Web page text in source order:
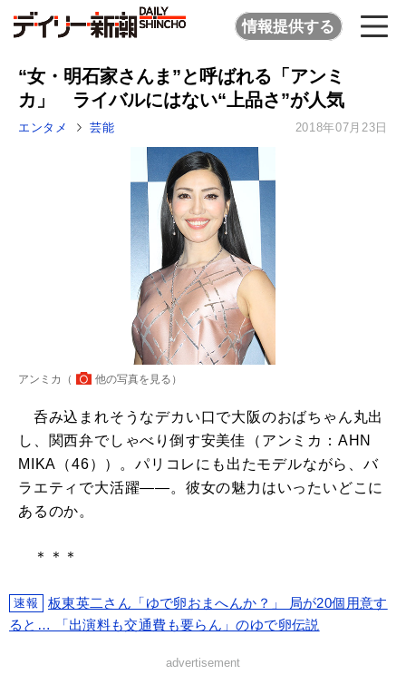
情報提供する
“女・明石家さんま”と呼ばれる「アンミ
カ」 ライバルにはない“上品さ”が人気
エンタメ 芸能 2018年07月23日
アンミカ（ 他の写真を見る ）
呑み込まれそうなデカい口で大阪のおばちゃん丸出
し、関西弁でしゃべり倒す安美佳（アンミカ：AHN
MIKA（46））。パリコレにも出たモデルながら、バ
ラエティで大活躍――。彼女の魅力はいったいどこに
あるのか。
＊＊＊
速報
板東英二さん「ゆで卵おまへんか？」 局が20個用意す
ると… 「出演料も交通費も要らん」のゆで卵伝説
advertisement